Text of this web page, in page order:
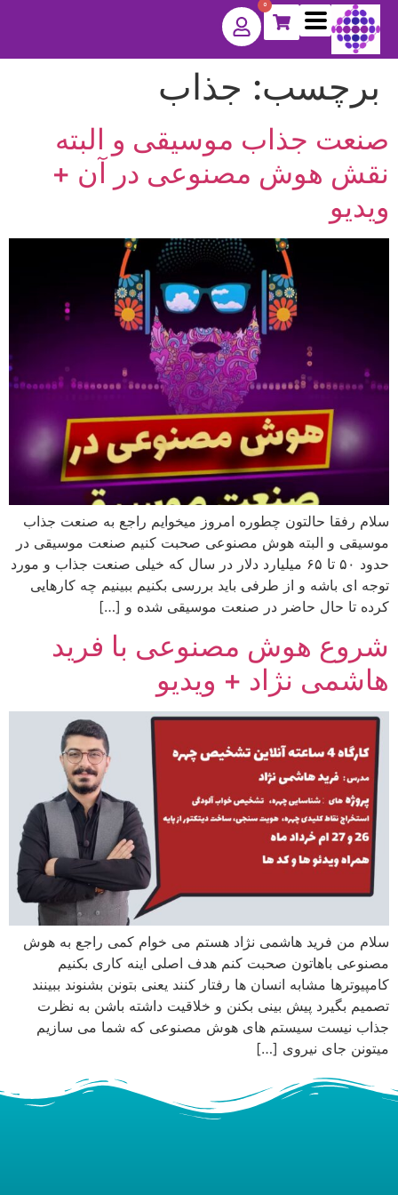
0
برچسب: جذاب
صنعت جذاب موسیقی و البته
نقش هوش مصنوعی در آن +
ویدیو
سلام رفقا حالتون چطوره امروز میخوایم راجع به صنعت جذاب
موسیقی و البته هوش مصنوعی صحبت کنیم صنعت موسیقی در
حدود ۵۰ تا ۶۵ میلیارد دلار در سال که خیلی صنعت جذاب و مورد
توجه ای باشه و از طرفی باید بررسی بکنیم ببینیم چه کارهایی
کرده تا حال حاضر در صنعت موسیقی شده و […]
شروع هوش مصنوعی با فرید
هاشمی نژاد + ویدیو
سلام من فرید هاشمی نژاد هستم می خوام کمی راجع به هوش
مصنوعی باهاتون صحبت کنم هدف اصلی اینه کاری بکنیم
کامپیوترها مشابه انسان ها رفتار کنند یعنی بتونن بشنوند ببینند
تصمیم بگیرد پیش بینی بکنن و خلاقیت داشته باشن به نظرت
جذاب نیست سیستم های هوش مصنوعی که شما می سازیم
میتونن جای نیروی […]